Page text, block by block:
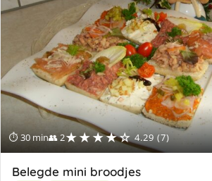
⏱ 30 min👥 2★★★★☆ 4.29 (7)
Belegde mini broodjes